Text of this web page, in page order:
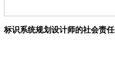
标识系统规划设计师的社会责任